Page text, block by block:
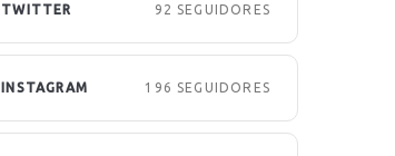
TWITTER 92 SEGUIDORES
INSTAGRAM 196 SEGUIDORES